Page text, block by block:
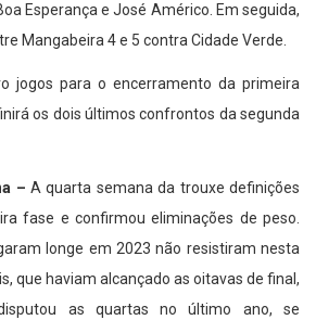
Esperança e José Américo. Em seguida,
Mangabeira 4 e 5 contra Cidade Verde.
jogos para o encerramento da primeira
os dois últimos confrontos da segunda
– A quarta semana da trouxe definições
fase e confirmou eliminações de peso.
longe em 2023 não resistiram nesta
que haviam alcançado as oitavas de final,
as quartas no último ano, se